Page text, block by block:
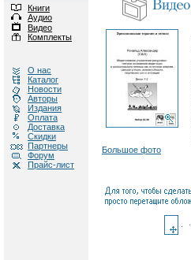
Книги
Аудио
Видео
Комплекты
О нас
Каталог
Новости
Авторы
Издания
Оплата
Доставка
Скидки
Партнеры
Форум
Прайс-лист
Большое фото